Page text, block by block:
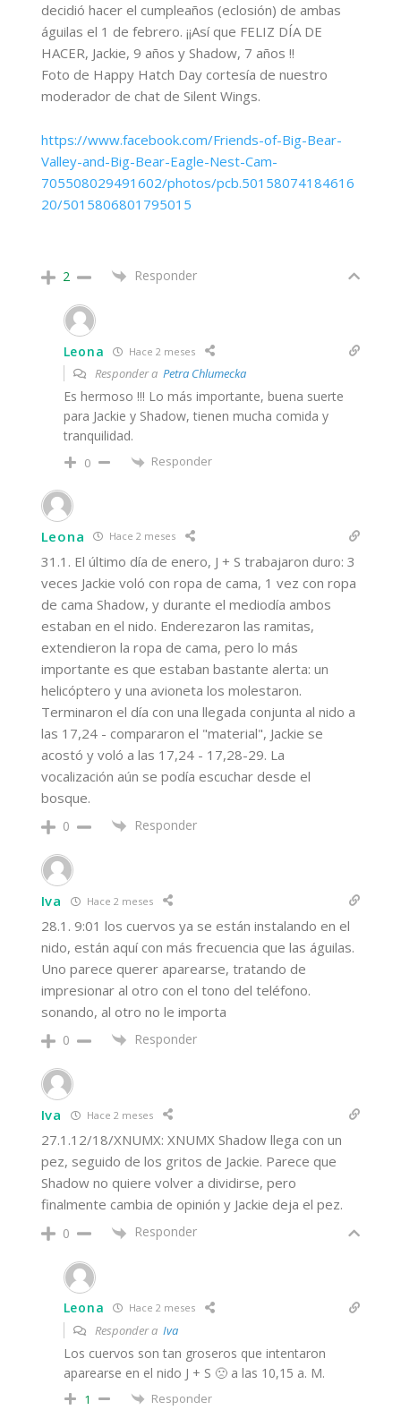
decidió hacer el cumpleaños (eclosión) de ambas
águilas el 1 de febrero. ¡¡Así que FELIZ DÍA DE
HACER, Jackie, 9 años y Shadow, 7 años !!
Foto de Happy Hatch Day cortesía de nuestro
moderador de chat de Silent Wings.
https://www.facebook.com/Friends-of-Big-Bear-
Valley-and-Big-Bear-Eagle-Nest-Cam-
705508029491602/photos/pcb.50158074184616
20/5015806801795015
2 Responder
Leona Hace 2 meses
Responder a Petra Chlumecka
Es hermoso !!! Lo más importante, buena suerte
para Jackie y Shadow, tienen mucha comida y
tranquilidad.
0 Responder
Leona Hace 2 meses
31.1. El último día de enero, J + S trabajaron duro: 3
veces Jackie voló con ropa de cama, 1 vez con ropa
de cama Shadow, y durante el mediodía ambos
estaban en el nido. Enderezaron las ramitas,
extendieron la ropa de cama, pero lo más
importante es que estaban bastante alerta: un
helicóptero y una avioneta los molestaron.
Terminaron el día con una llegada conjunta al nido a
las 17,24 - compararon el "material", Jackie se
acostó y voló a las 17,24 - 17,28-29. La
vocalización aún se podía escuchar desde el
bosque.
0 Responder
Iva Hace 2 meses
28.1. 9:01 los cuervos ya se están instalando en el
nido, están aquí con más frecuencia que las águilas.
Uno parece querer aparearse, tratando de
impresionar al otro con el tono del teléfono.
sonando, al otro no le importa
0 Responder
Iva Hace 2 meses
27.1.12/18/XNUMX: XNUMX Shadow llega con un
pez, seguido de los gritos de Jackie. Parece que
Shadow no quiere volver a dividirse, pero
finalmente cambia de opinión y Jackie deja el pez.
0 Responder
Leona Hace 2 meses
Responder a Iva
Los cuervos son tan groseros que intentaron
aparearse en el nido J + S 🙁 a las 10,15 a. M.
1 Responder